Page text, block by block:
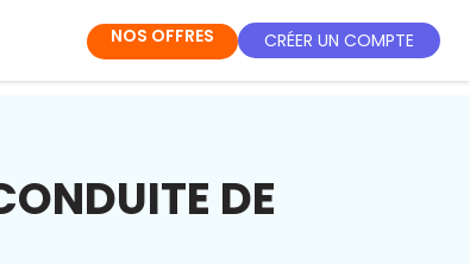
NOS OFFRES CRÉER UN COMPTE
DE